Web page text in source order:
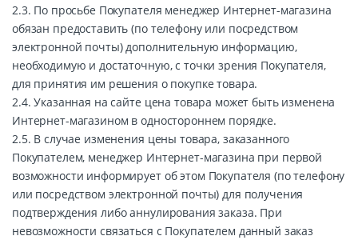
2.3. По просьбе Покупателя менеджер Интернет-магазина
обязан предоставить (по телефону или посредством
электронной почты) дополнительную информацию,
необходимую и достаточную, с точки зрения Покупателя,
для принятия им решения о покупке товара.
2.4. Указанная на сайте цена товара может быть изменена
Интернет-магазином в одностороннем порядке.
2.5. В случае изменения цены товара, заказанного
Покупателем, менеджер Интернет-магазина при первой
возможности информирует об этом Покупателя (по телефону
или посредством электронной почты) для получения
подтверждения либо аннулирования заказа. При
невозможности связаться с Покупателем данный заказ